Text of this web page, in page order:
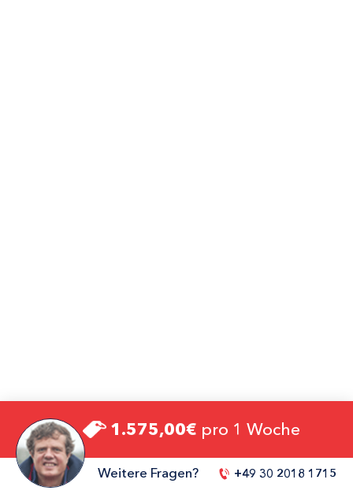
1.575,00€ pro 1 Woche
Weitere Fragen? +49 30 2018 1715